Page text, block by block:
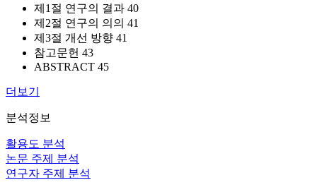
제1절 연구의 결과 40
제2절 연구의 의의 41
제3절 개선 방향 41
참고문헌 43
ABSTRACT 45
더보기
분석정보
활용도 분석
논문 주제 분석
연구자 주제 분석